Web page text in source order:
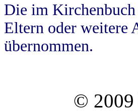
Die im
Eltern oder weitere
übernommen.
© 2009